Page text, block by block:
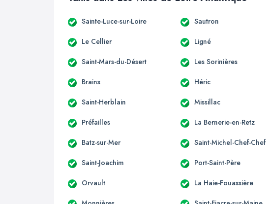
Sainte-Luce-sur-Loire Sautron
Le Cellier Ligné
Saint-Mars-du-Désert Les Sorinières
Brains Héric
Saint-Herblain Missillac
Préfailles La Bernerie-en-Retz
Batz-sur-Mer Saint-Michel-Chef-Chef
Saint-Joachim Port-Saint-Père
Orvault La Haie-Fouassière